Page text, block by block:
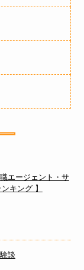
エージェント・サ
キング 】
談